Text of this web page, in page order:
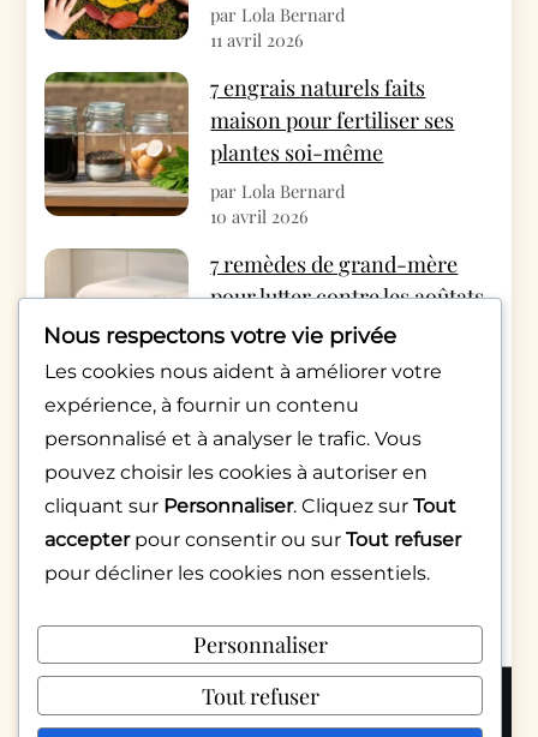
par Lola Bernard
11 avril 2026
7 engrais naturels faits
maison pour fertiliser ses
plantes soi-même
par Lola Bernard
10 avril 2026
7 remèdes de grand-mère
pour lutter contre les aoûtats
cet automne
par Rédac Monde Pratique
4 avril 2026
Appels qui raccrochent
aussitôt : décryptage d’une
pratique numérique
inquiétante
par Sarah Martinez
Copyright 2026 © Mondepratique.fr |
Nous respectons votre vie privée
Les cookies nous aident à améliorer votre
expérience, à fournir un contenu
personnalisé et à analyser le trafic. Vous
pouvez choisir les cookies à autoriser en
cliquant sur Personnaliser. Cliquez sur Tout
accepterpour consentir ou sur Tout refuser
pour décliner les cookies non essentiels.
Personnaliser
Tout refuser